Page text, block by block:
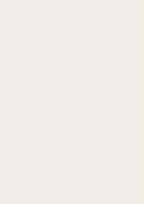
ОБОРУДОВАНИЯ